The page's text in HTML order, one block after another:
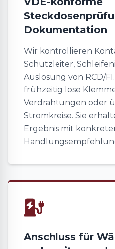
Dokumentation
Wir kontrollieren
Schutzleiter,
Auslösung von RCD/
frühzeitig lose
Verdrahtungen oder
Stromkreise. Sie
Ergebnis mit
Anschluss für